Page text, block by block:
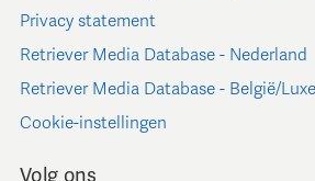
Privacy statement
Retriever Media Database - Nederland
Retriever Media Database - België/
Cookie-instellingen
Volg ons